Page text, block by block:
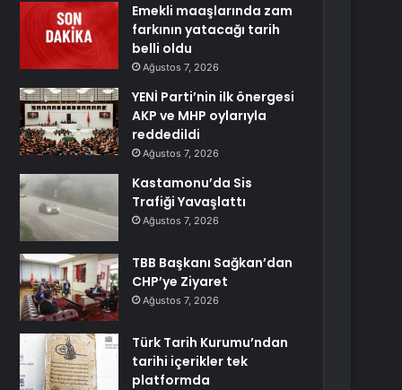
Emekli maaşlarında zam
farkının yatacağı tarih
belli oldu
Ağustos 7, 2026
YENİ Parti’nin ilk önergesi
AKP ve MHP oylarıyla
reddedildi
Ağustos 7, 2026
Kastamonu’da Sis
Trafiği Yavaşlattı
Ağustos 7, 2026
TBB Başkanı Sağkan’dan
CHP’ye Ziyaret
Ağustos 7, 2026
Türk Tarih Kurumu’ndan
tarihi içerikler tek
platformda